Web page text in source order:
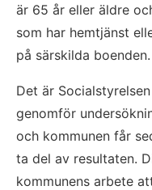
är 65 år eller äldre
som har hemtjänst
på särskilda boenden.
Det är
genomför
och kommunen får
ta del av resultaten.
kommunens arbete